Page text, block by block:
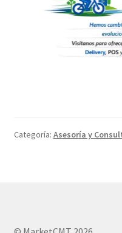
Categoría: Asesoría y